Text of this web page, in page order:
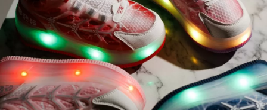
Бързи връзки
Начало
Регистрация
Вход